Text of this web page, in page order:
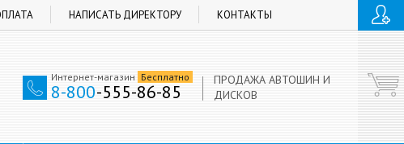
НАПИСАТЬ ДИРЕКТОРУ КОНТАКТЫ
Интернет-магазин Бесплатно
8-800-555-86-85
ПРОДАЖА АВТОШИН И
ДИСКОВ